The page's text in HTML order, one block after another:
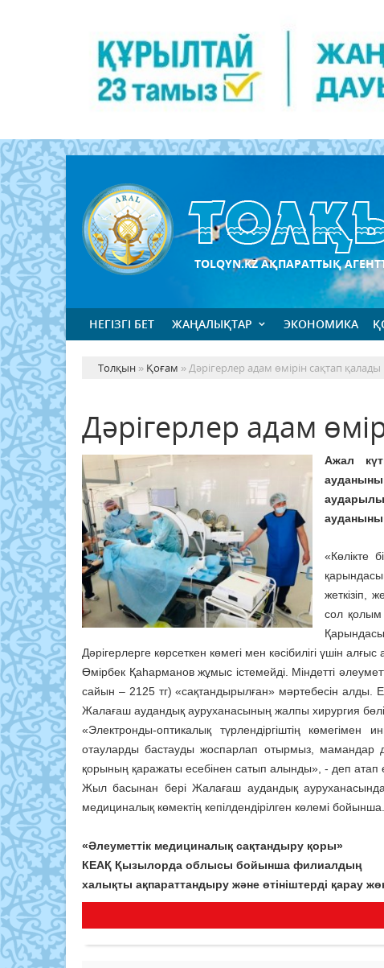
TOLQYN.KZ АҚПАРАТТЫҚ
НЕГІЗГІ БЕТ ЖАҢАЛЫҚТАР ЭКОНОМИКА
Толқын » Қоғам » Дәрігерлер адам өмірін сақтап қалады
Дәрігерлер адам
Ажал
«Көлікте
жеткізіп,
сол қолым
Дәрігерлерге көрсеткен көмегі мен кәсібилігі үшін
Өмірбек Қаhарманов жұмыс істемейді. Міндетті
сайын – 2125 тг) «сақтандырылған» мәртебесін
Жалағаш аудандық ауруханасының жалпы хирургия
«Электронды-оптикалық түрлендіргіштің көмегімен
отауларды бастауды жоспарлап отырмыз, мамандар
қорының қаражаты есебінен сатып алынды», - деп атап
Жыл басынан бері Жалағаш аудандық
медициналық көмектің кепілдендірілген көлемі бойынша.
«Әлеуметтік медициналық сақтандыру қоры»
КЕАҚ Қызылорда облысы бойынша филиалдың
халықты ақпараттандыру және өтініштерді қарау